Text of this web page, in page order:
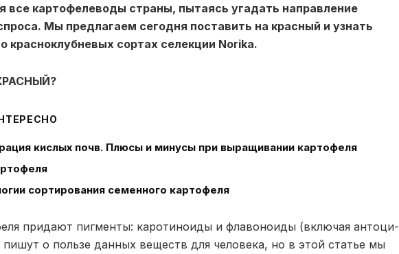
все картофелеводы страны, пытаясь угадать направление
Мы предлагаем сегодня поставить на красный и узнать
красноклубневых сортах селекции Norika.
кислых почв. Плюсы и минусы при выращивании картофеля
сортирования семенного картофеля
придают пигменты: каротиноиды и флавоноиды (включая антоци-
о пользе данных веществ для человека, но в этой статье мы